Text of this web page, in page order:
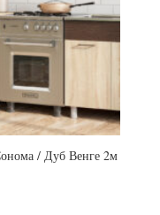
/ Дуб Венге 2м